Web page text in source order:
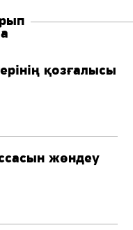
қозғалысы
жөндеу